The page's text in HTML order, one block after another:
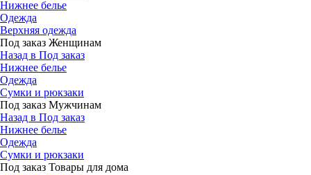
Нижнее белье
Одежда
Верхняя одежда
Под заказ Женщинам
Назад в Под заказ
Нижнее белье
Одежда
Сумки и рюкзаки
Под заказ Мужчинам
Назад в Под заказ
Нижнее белье
Одежда
Сумки и рюкзаки
Под заказ Товары для дома